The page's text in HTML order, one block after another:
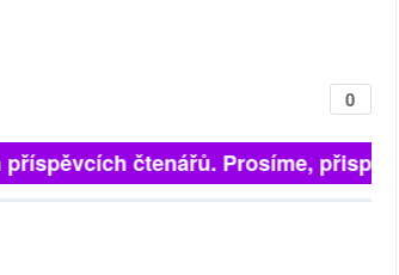
0
čtenářů. Prosíme, přispějte. ➥